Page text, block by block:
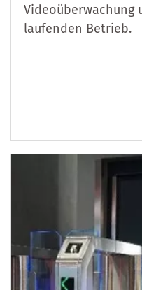
Videoüberwachung
laufenden Betrieb.